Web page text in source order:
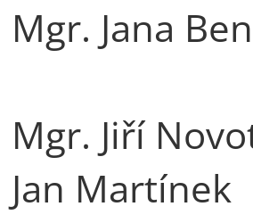
Mgr. Jana
Mgr. Jiří
Jan Martínek